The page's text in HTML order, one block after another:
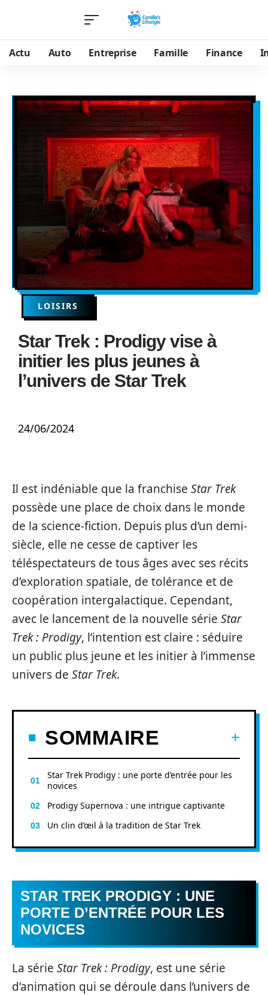
Actu Auto Entreprise Famille Finance
LOISIRS
Star Trek : Prodigy vise à
initier les plus jeunes à
l’univers de Star Trek
24/06/2024
Il est indéniable que la franchise Star Trek
possède une place de choix dans le monde
de la science-fiction. Depuis plus d’un demi-
siècle, elle ne cesse de captiver les
téléspectateurs de tous âges avec ses récits
d’exploration spatiale, de tolérance et de
coopération intergalactique. Cependant,
avec le lancement de la nouvelle série Star
Trek : Prodigy, l’intention est claire : séduire
un public plus jeune et les initier à l’immense
univers de Star Trek.
SOMMAIRE
Star Trek Prodigy : une porte d’entrée pour les
novices
Prodigy Supernova : une intrigue captivante
Un clin d’œil à la tradition de Star Trek
STAR TREK PRODIGY : UNE
PORTE D’ENTRÉE POUR LES
NOVICES
La série Star Trek : Prodigy, est une série
d’animation qui se déroule dans l’univers de